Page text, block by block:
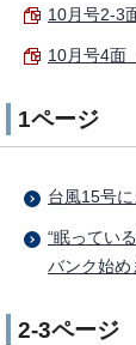
10月号2-3
10月号4面
1ページ
台風15号
“眠ってい
バンク始
2-3ページ